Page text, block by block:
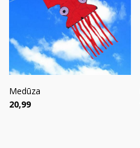
Medūza
Цена
20,99